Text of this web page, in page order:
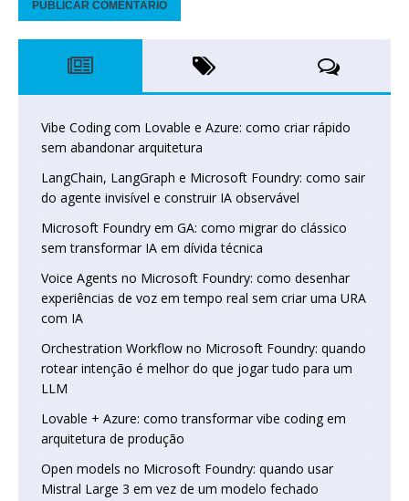
Vibe Coding com Lovable e Azure: como criar rápido
sem abandonar arquitetura
LangChain, LangGraph e Microsoft Foundry: como sair
do agente invisível e construir IA observável
Microsoft Foundry em GA: como migrar do clássico
sem transformar IA em dívida técnica
Voice Agents no Microsoft Foundry: como desenhar
experiências de voz em tempo real sem criar uma URA
com IA
Orchestration Workflow no Microsoft Foundry: quando
rotear intenção é melhor do que jogar tudo para um
LLM
Lovable + Azure: como transformar vibe coding em
arquitetura de produção
Open models no Microsoft Foundry: quando usar
Mistral Large 3 em vez de um modelo fechado